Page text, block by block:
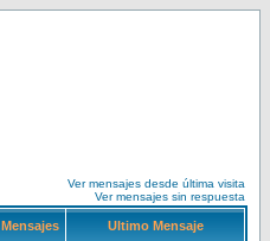
Ver mensajes desde última visita
Ver mensajes sin respuesta
Mensajes Ultimo Mensaje